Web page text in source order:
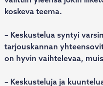
koskeva teema.
– Keskustelua syntyi
tarjouskannan
on hyvin vaihtelevaa,
– Keskusteluja ja